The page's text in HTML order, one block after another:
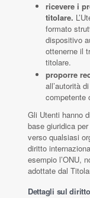
ricevere i
titolare.
formato
dispositivo
ottenerne il
titolare.
proporre
all’autorità
competente
Gli Utenti hanno
base giuridica
verso qualsiasi
diritto
esempio l’ONU,
adottate dal
Dettagli sul